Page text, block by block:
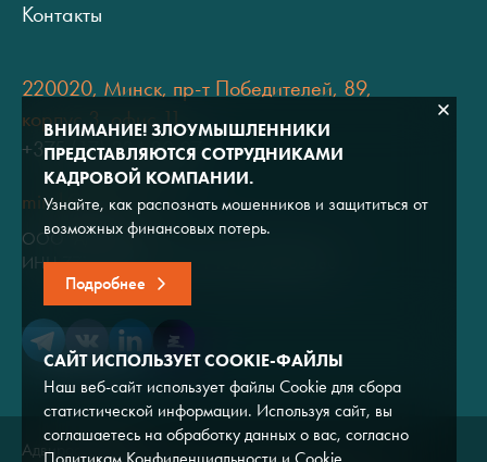
Контакты
220020, Минск, пр-т Победителей, 89,
корпус 3, офис 11
+375 (17) 334 80 07
minsk@adviros.by
ООО "Адвирос"
ИНН 7714572528 / ОГРН 1047796766380
Адвирос © 2026
ВНИМАНИЕ! ЗЛОУМЫШЛЕННИКИ
ПРЕДСТАВЛЯЮТСЯ СОТРУДНИКАМИ
КАДРОВОЙ КОМПАНИИ.
Узнайте, как распознать мошенников и защититься от
возможных финансовых потерь.
Подробнее
САЙТ ИСПОЛЬЗУЕТ COOKIE-ФАЙЛЫ
Наш веб-сайт использует файлы Cookie для сбора
статистической информации. Используя сайт, вы
соглашаетесь на обработку данных о вас, согласно